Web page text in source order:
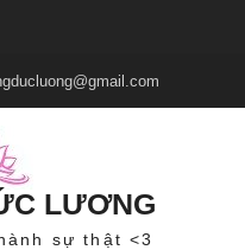
LƯƠNG
sự thật <3